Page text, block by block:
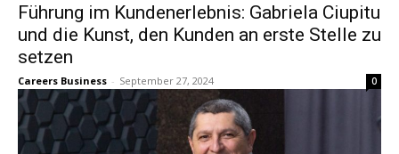
Führung im Kundenerlebnis: Gabriela Ciupitu
und die Kunst, den Kunden an erste Stelle zu
setzen
Careers Business - September 27, 2024 0